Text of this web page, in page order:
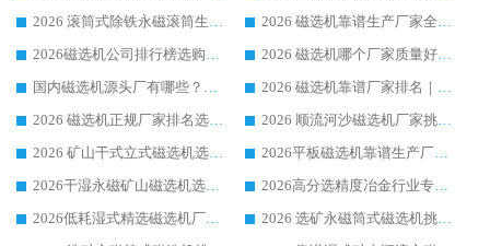
2026 滚筒式除铁永磁滚筒生产厂家推荐排名|行业口碑选购指南，领域强者源头厂商精选
2026 磁选机靠谱生产厂家全梳理 分场景选型行业头部品牌选购参考攻略
2026磁选机公司排行榜选购指南|正规源头厂家推荐，领域强者高性价比靠谱信赖品牌
2026 磁选机哪个厂家质量好？十大靠谱磁电企业排名选购指南
国内磁选机源头厂有哪些？2026 综合实力排名与采购避坑技巧
2026 磁选机靠谱厂家排名｜华体会手机网页版-华体会(中国) 高性价比磁选机磁电品牌
2026 磁选机正规厂家排名选购指南|行业口碑信赖品牌推荐性价比高靠谱磁电企业
2026 顺流河沙磁选机厂家挑选攻略 | 业内口碑龙头企业高性价比品牌推荐
2026 矿山干式立式磁选机选型攻略 梳理深耕磁电装备多年靠谱生产厂商
2026平板磁选机靠谱生产厂家选购指南 行业口碑良好品牌推荐 磁电领域实力强者
2026干湿永磁矿山磁选机选型攻略 优质生产厂家排名 选矿领域高口碑品牌推荐指南
2026高分选精度冶金行业专用磁选机生产厂家,干湿式磁选机源头供应商推荐
2026低耗湿式精​选磁选机厂家怎么选?湿式精选磁选机供应商，行业认可度较高生产厂家华体会手机网页版-华体会(中国) 全面解析
2026 选矿永磁筒式磁选机挑选指南 华体会手机网页版-华体会(中国) 推荐品牌行业口碑佳实力突出